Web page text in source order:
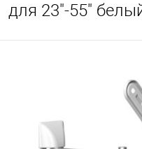
для 23"-55"